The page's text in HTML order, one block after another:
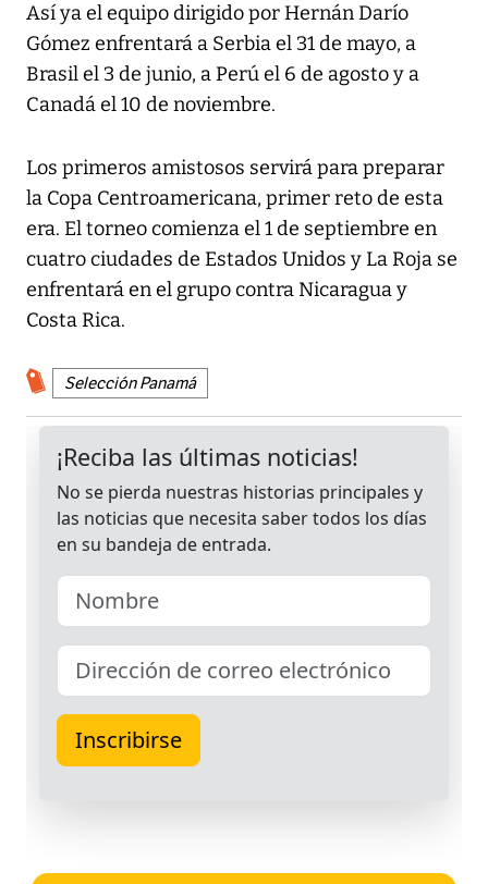
Así ya el equipo dirigido por Hernán Darío
Gómez enfrentará a Serbia el 31 de mayo, a
Brasil el 3 de junio, a Perú el 6 de agosto y a
Canadá el 10 de noviembre.
Los primeros amistosos servirá para preparar
la Copa Centroamericana, primer reto de esta
era. El torneo comienza el 1 de septiembre en
cuatro ciudades de Estados Unidos y La Roja se
enfrentará en el grupo contra Nicaragua y
Costa Rica.
Selección Panamá